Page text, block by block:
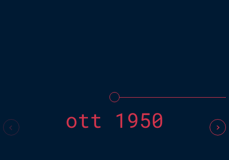
ott 1950